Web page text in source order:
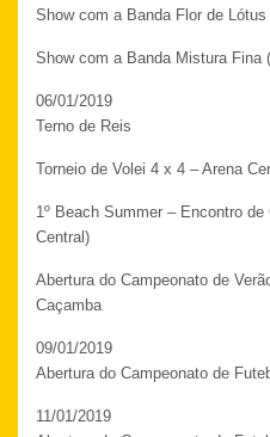
Show com a Banda Flor de
Show com a Banda Mistura Fina
06/01/2019
Terno de Reis
Torneio de Volei 4 x 4 – Arena
1º Beach Summer – Encontro
Central)
Abertura do Campeonato de
Caçamba
09/01/2019
Abertura do Campeonato de
11/01/2019